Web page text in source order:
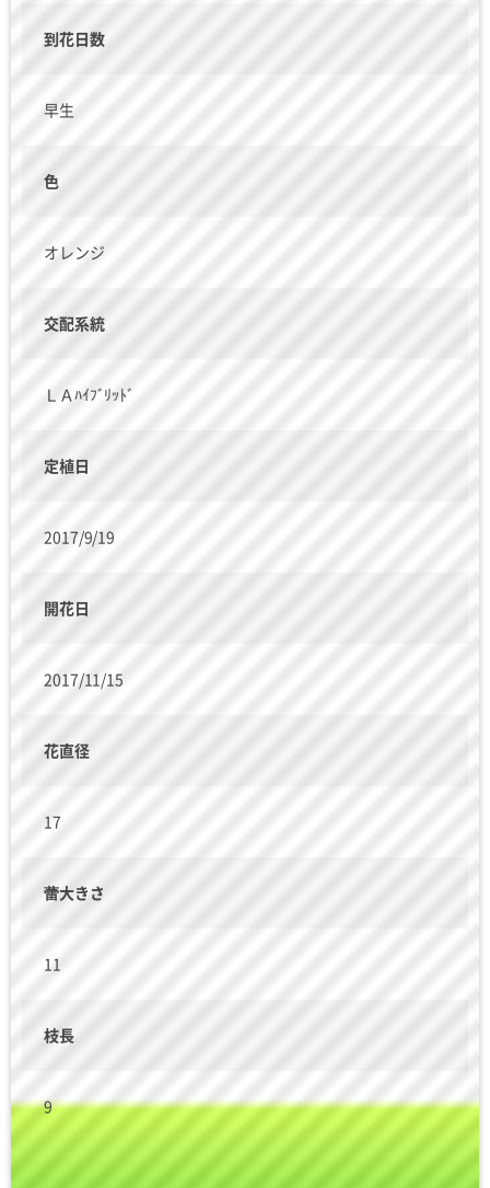
到花日数
早生
色
オレンジ
交配系統
ＬＡﾊｲﾌﾞﾘｯﾄﾞ
定植日
2017/9/19
開花日
2017/11/15
花直径
17
蕾大きさ
11
枝長
9